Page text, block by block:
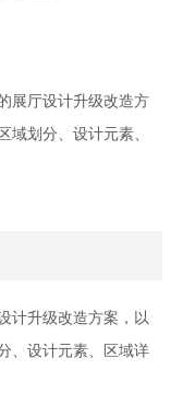
展厅设计升级改造方
域划分、设计元素、
计升级改造方案，以
、设计元素、区域详